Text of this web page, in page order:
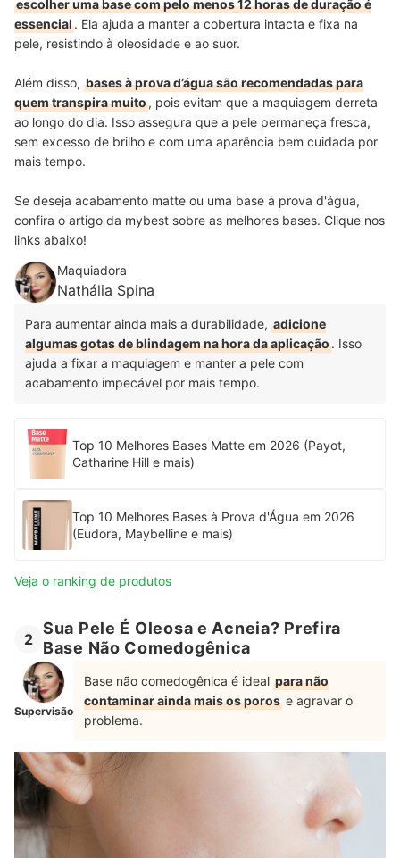
escolher uma base com pelo menos 12 horas de duração é
essencial. Ela ajuda a manter a cobertura intacta e fixa na
pele, resistindo à oleosidade e ao suor.
Além disso, bases à prova d’água são recomendadas para
quem transpira muito, pois evitam que a maquiagem derreta
ao longo do dia. Isso assegura que a pele permaneça fresca,
sem excesso de brilho e com uma aparência bem cuidada por
mais tempo.
Se deseja acabamento matte ou uma base à prova d'água,
confira o artigo da mybest sobre as melhores bases. Clique nos
links abaixo!
Maquiadora
Nathália Spina
Para aumentar ainda mais a durabilidade, adicione
algumas gotas de blindagem na hora da aplicação. Isso
ajuda a fixar a maquiagem e manter a pele com
acabamento impecável por mais tempo.
Top 10 Melhores Bases Matte em 2026 (Payot,
Catharine Hill e mais)
Top 10 Melhores Bases à Prova d'Água em 2026
(Eudora, Maybelline e mais)
Veja o ranking de produtos
2
Sua Pele É Oleosa e Acneia? Prefira
Base Não Comedogênica
Supervisão
Base não comedogênica é ideal para não
contaminar ainda mais os poros e agravar o
problema.